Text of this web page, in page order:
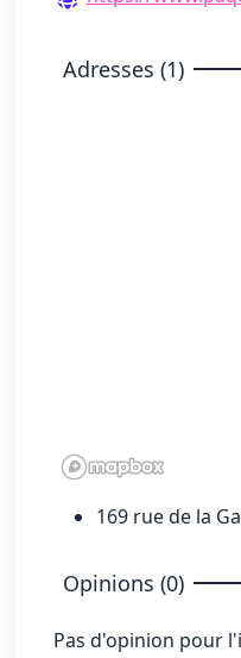
Adresses (1)
169 rue de la
Opinions (0)
Pas d'opinion pour